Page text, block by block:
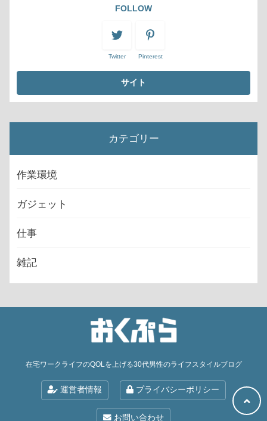
FOLLOW
Twitter Pinterest
カテゴリー
作業環境
ガジェット
仕事
雑記
在宅ワークライフのQOLを上げる30代男性のライフスタイルブログ
運営者情報 プライバシーポリシー
お問い合わせ